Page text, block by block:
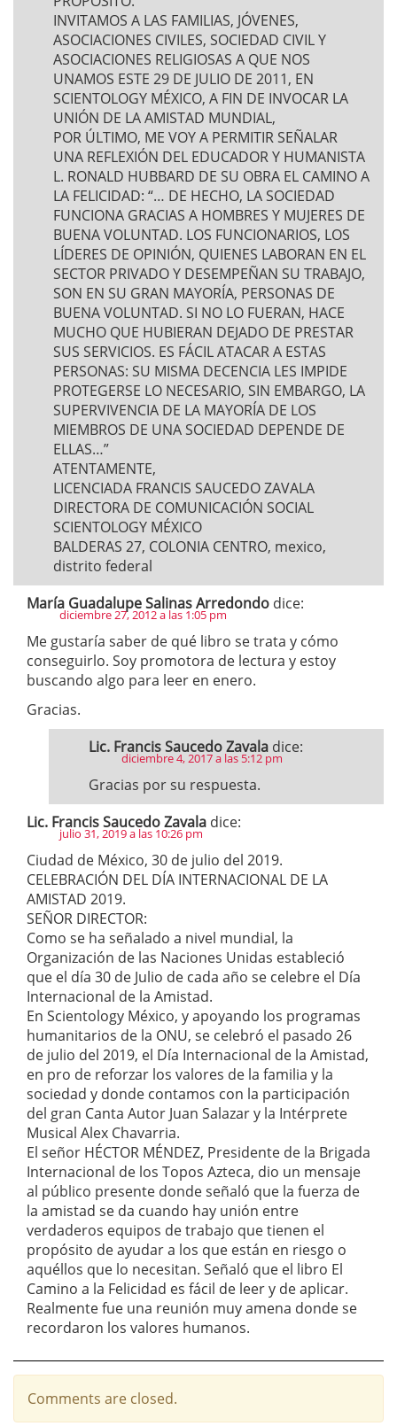
INVITAMOS A LAS FAMILIAS, JÓVENES,
ASOCIACIONES CIVILES, SOCIEDAD CIVIL Y
ASOCIACIONES RELIGIOSAS A QUE NOS
UNAMOS ESTE 29 DE JULIO DE 2011, EN
SCIENTOLOGY MÉXICO, A FIN DE INVOCAR LA
UNIÓN DE LA AMISTAD MUNDIAL,
POR ÚLTIMO, ME VOY A PERMITIR SEÑALAR
UNA REFLEXIÓN DEL EDUCADOR Y HUMANISTA
L. RONALD HUBBARD DE SU OBRA EL CAMINO A
LA FELICIDAD: “… DE HECHO, LA SOCIEDAD
FUNCIONA GRACIAS A HOMBRES Y MUJERES DE
BUENA VOLUNTAD. LOS FUNCIONARIOS, LOS
LÍDERES DE OPINIÓN, QUIENES LABORAN EN EL
SECTOR PRIVADO Y DESEMPEÑAN SU TRABAJO,
SON EN SU GRAN MAYORÍA, PERSONAS DE
BUENA VOLUNTAD. SI NO LO FUERAN, HACE
MUCHO QUE HUBIERAN DEJADO DE PRESTAR
SUS SERVICIOS. ES FÁCIL ATACAR A ESTAS
PERSONAS: SU MISMA DECENCIA LES IMPIDE
PROTEGERSE LO NECESARIO, SIN EMBARGO, LA
SUPERVIVENCIA DE LA MAYORÍA DE LOS
MIEMBROS DE UNA SOCIEDAD DEPENDE DE
ELLAS…”
ATENTAMENTE,
LICENCIADA FRANCIS SAUCEDO ZAVALA
DIRECTORA DE COMUNICACIÓN SOCIAL
SCIENTOLOGY MÉXICO
BALDERAS 27, COLONIA CENTRO, mexico,
distrito federal
María Guadalupe Salinas Arredondo dice:
diciembre 27, 2012 a las 1:05 pm
Me gustaría saber de qué libro se trata y cómo
conseguirlo. Soy promotora de lectura y estoy
buscando algo para leer en enero.
Gracias.
Lic. Francis Saucedo Zavala dice:
diciembre 4, 2017 a las 5:12 pm
Gracias por su respuesta.
Lic. Francis Saucedo Zavala dice:
julio 31, 2019 a las 10:26 pm
Ciudad de México, 30 de julio del 2019.
CELEBRACIÓN DEL DÍA INTERNACIONAL DE LA
AMISTAD 2019.
SEÑOR DIRECTOR:
Como se ha señalado a nivel mundial, la
Organización de las Naciones Unidas estableció
que el día 30 de Julio de cada año se celebre el Día
Internacional de la Amistad.
En Scientology México, y apoyando los programas
humanitarios de la ONU, se celebró el pasado 26
de julio del 2019, el Día Internacional de la Amistad,
en pro de reforzar los valores de la familia y la
sociedad y donde contamos con la participación
del gran Canta Autor Juan Salazar y la Intérprete
Musical Alex Chavarria.
El señor HÉCTOR MÉNDEZ, Presidente de la Brigada
Internacional de los Topos Azteca, dio un mensaje
al público presente donde señaló que la fuerza de
la amistad se da cuando hay unión entre
verdaderos equipos de trabajo que tienen el
propósito de ayudar a los que están en riesgo o
aquéllos que lo necesitan. Señaló que el libro El
Camino a la Felicidad es fácil de leer y de aplicar.
Realmente fue una reunión muy amena donde se
recordaron los valores humanos.
Comments are closed.